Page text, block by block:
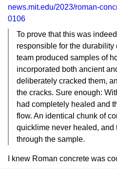
news.mit.edu/2023/roman-
0106
To prove that this was
responsible for the
team produced samples of
incorporated both ancient
deliberately cracked them,
the cracks. Sure enough:
had completely healed and
flow. An identical chunk of
quicklime never healed, and
through the sample.
I knew Roman concrete was